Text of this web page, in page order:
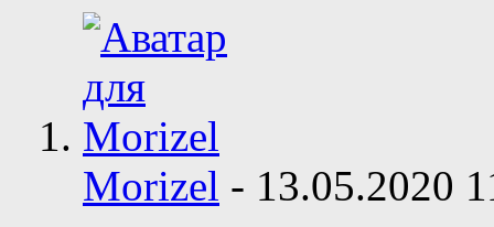
Morizel - 13.05.2020